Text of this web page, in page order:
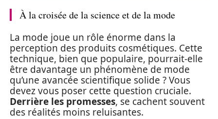
À la croisée de la science et de la mode
La mode joue un rôle énorme dans la
perception des produits cosmétiques. Cette
technique, bien que populaire, pourrait-elle
être davantage un phénomène de mode
qu’une avancée scientifique solide ? Vous
devez vous poser cette question cruciale.
Derrière les promesses, se cachent souvent
des réalités moins reluisantes.